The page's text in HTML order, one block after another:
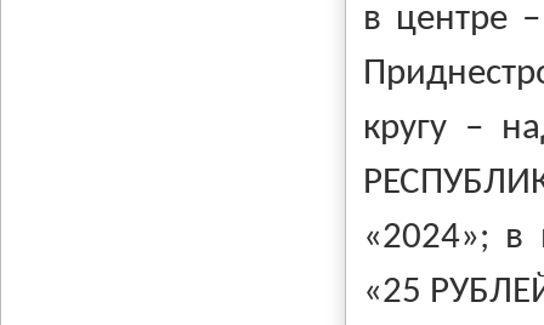
в центре
кругу –
«2024»; в
«25